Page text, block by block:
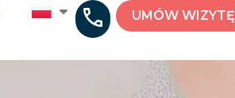
UMÓW WIZYTĘ